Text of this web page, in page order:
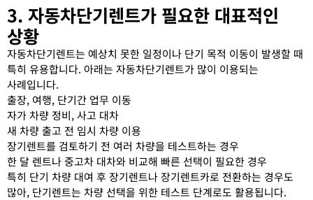
3. 자동차단기렌트가 필요한 대표적인
상황
자동차단기렌트는 예상치 못한 일정이나 단기 목적 이동이 발생할 때
특히 유용합니다. 아래는 자동차단기렌트가 많이 이용되는
사례입니다.
출장, 여행, 단기간 업무 이동
자가 차량 정비, 사고 대차
새 차량 출고 전 임시 차량 이용
장기렌트를 검토하기 전 여러 차량을 테스트하는 경우
한 달 렌트나 중고차 대차와 비교해 빠른 선택이 필요한 경우
특히 단기 차량 대여 후 장기렌트나 장기렌트카로 전환하는 경우도
많아, 단기렌트는 차량 선택을 위한 테스트 단계로도 활용됩니다.